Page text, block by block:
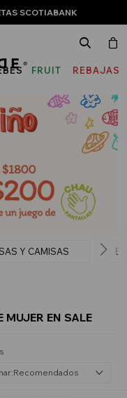
SCOTIABANK
FRUIT
THE
LOOM
REBAJAS
Y CAMISAS
MUJER EN SALE
Recomendados